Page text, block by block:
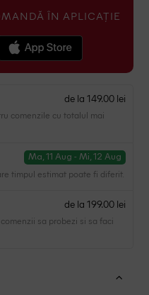
ÎN APLICAȚIE
de la 149.00 lei
comenzile cu totalul mai
Ma, 11 Aug - Mi, 12 Aug
timpul estimat poate fi diferit.
de la 199.00 lei
sa probezi si sa faci